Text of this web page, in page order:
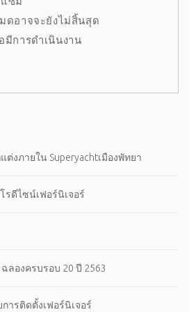
ดอาจจะยังไม่สิ้นสุด
มีการดำเนินงาน
ต่งภายใน Superyachtเมืองพัทยา
รดีไซน์เฟอร์นิเจอร์
ลองครบรอบ 20 ปี 2563
ารติดตั้งเฟอร์นิเจอร์